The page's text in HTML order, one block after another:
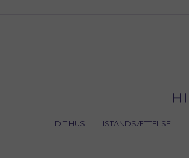
DIT HUS ISTANDSÆTTELSE